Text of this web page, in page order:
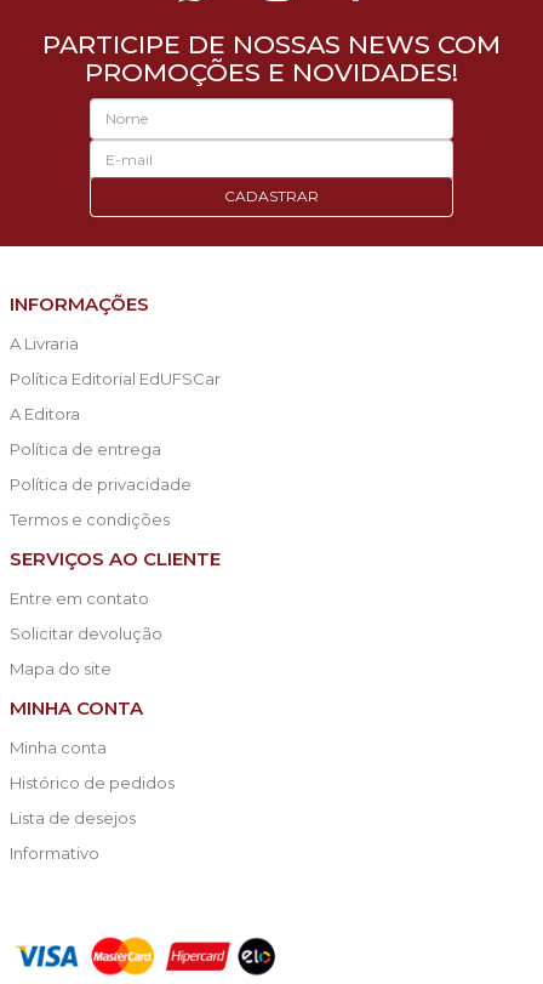
PARTICIPE DE NOSSAS NEWS COM
PROMOÇÕES E NOVIDADES!
CADASTRAR
INFORMAÇÕES
A Livraria
Política Editorial EdUFSCar
A Editora
Política de entrega
Política de privacidade
Termos e condições
SERVIÇOS AO CLIENTE
Entre em contato
Solicitar devolução
Mapa do site
MINHA CONTA
Minha conta
Histórico de pedidos
Lista de desejos
Informativo